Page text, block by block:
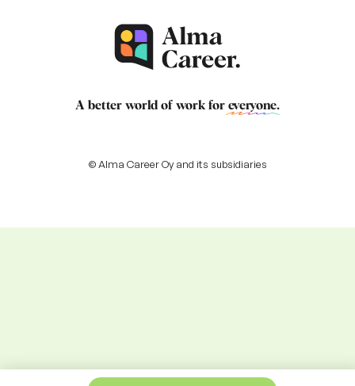
A better world of work for everyone.
© Alma Career Oy and its subsidiaries